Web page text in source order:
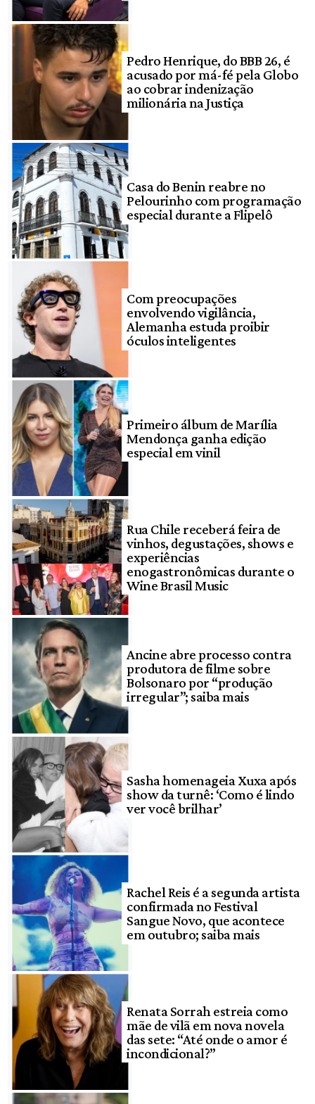
Pedro Henrique, do BBB 26, é
acusado por má-fé pela Globo
ao cobrar indenização
milionária na Justiça
Casa do Benin reabre no
Pelourinho com programação
especial durante a Flipelô
Com preocupações
envolvendo vigilância,
Alemanha estuda proibir
óculos inteligentes
Primeiro álbum de Marília
Mendonça ganha edição
especial em vinil
Rua Chile receberá feira de
vinhos, degustações, shows e
experiências
enogastronômicas durante o
Wine Brasil Music
Ancine abre processo contra
produtora de filme sobre
Bolsonaro por “produção
irregular”; saiba mais
Sasha homenageia Xuxa após
show da turnê: ‘Como é lindo
ver você brilhar’
Rachel Reis é a segunda artista
confirmada no Festival
Sangue Novo, que acontece
em outubro; saiba mais
Renata Sorrah estreia como
mãe de vilã em nova novela
das sete: “Até onde o amor é
incondicional?”